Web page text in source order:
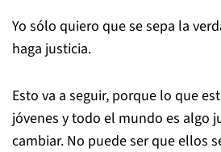
Yo sólo quiero que se sepa la
haga justicia.
Esto va a seguir, porque lo que
jóvenes y todo el mundo es algo
cambiar. No puede ser que ellos